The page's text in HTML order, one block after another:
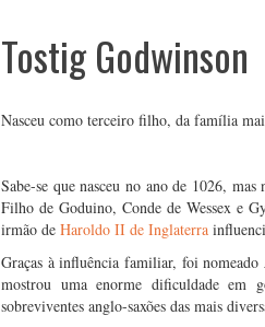
Tostig Godwinson
Nasceu como terceiro filho, da família
Sabe-se que nasceu no ano de 1026,
Filho de Goduino, Conde de Wessex e
irmão de Haroldo II de Inglaterra
Graças à influência familiar, foi nomeado
mostrou uma enorme dificuldade em
sobreviventes anglo-saxões das mais